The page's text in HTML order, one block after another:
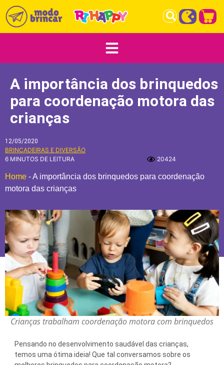
A importância dos brinquedos
para coordenação motora das
crianças
12/05/2020
BRINCADEIRAS E DIVERSÃO
6 MINUTOS DE LEITURA
20424
Home -A importância dos brinquedos para coordenação
motora das crianças
Crianças trabalham coordenação motora com brinquedos
Pensando no desenvolvimento saudável das crianças,
temos uma ótima ideia! Que tal conversamos sobre os